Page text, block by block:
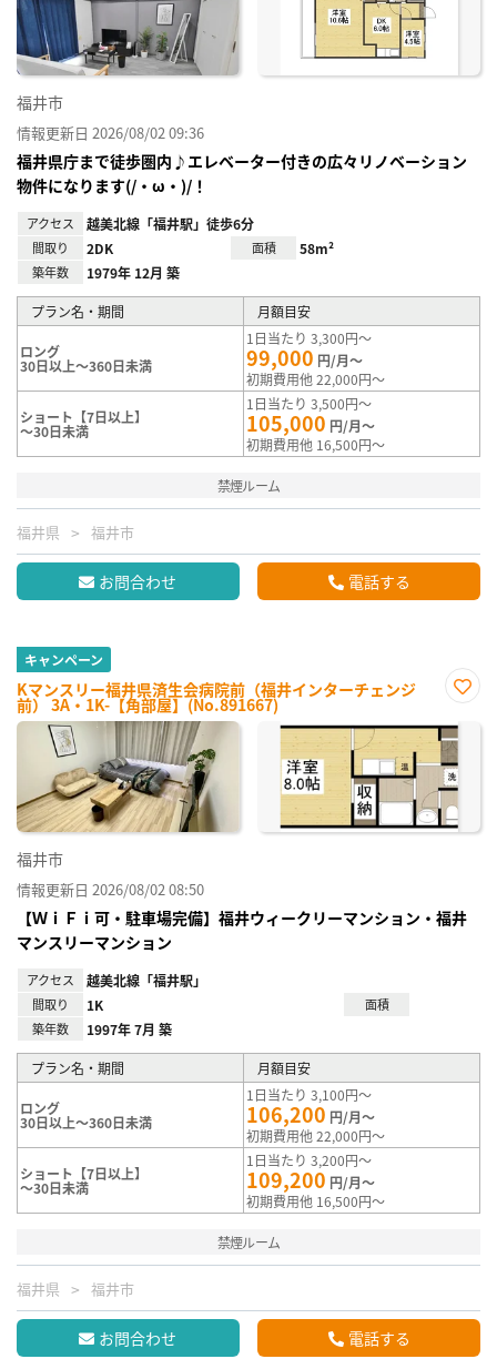
福井市
情報更新日 2026/08/02 09:36
福井県庁まで徒歩圏内♪エレベーター付きの広々リノベーション
物件になります(/・ω・)/！
アクセス 越美北線「福井駅」徒歩6分
間取り 2DK 面積 58m²
築年数 1979年 12月 築
プラン名・期間 月額目安
ロング
30日以上～360日未満
1日当たり 3,300円～
99,000 円/月～
初期費用他 22,000円～
ショート【7日以上】
～30日未満
1日当たり 3,500円～
105,000 円/月～
初期費用他 16,500円～
禁煙ルーム
福井県 福井市
お問合わせ 電話する
キャンペーン
Kマンスリー福井県済生会病院前（福井インターチェンジ
前） 3A・1K-【角部屋】(No.891667)
に入
り登
録
福井市
情報更新日 2026/08/02 08:50
【ＷｉＦｉ可・駐車場完備】福井ウィークリーマンション・福井
マンスリーマンション
アクセス 越美北線「福井駅」
間取り 1K
面積
築年数
1997年 7月 築
プラン名・期間 月額目安
ロング
30日以上～360日未満
1日当たり 3,100円～
106,200 円/月～
初期費用他 22,000円～
ショート【7日以上】
～30日未満
1日当たり 3,200円～
109,200 円/月～
初期費用他 16,500円～
禁煙ルーム
福井県 福井市
お問合わせ 電話する